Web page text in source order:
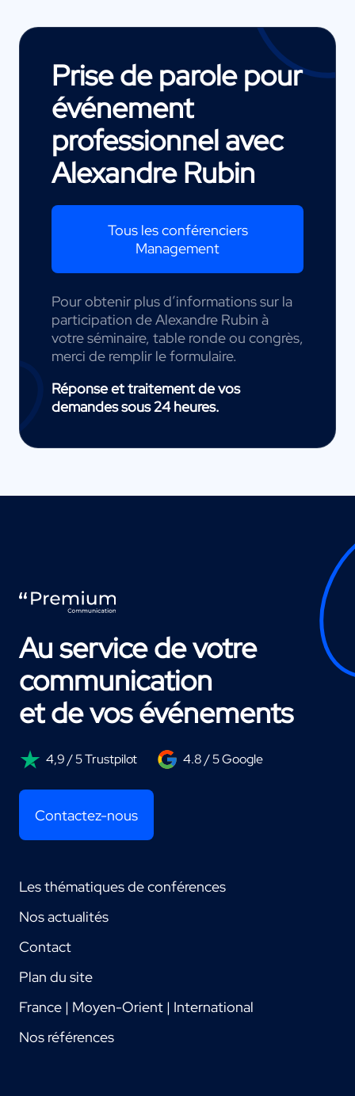
Prise de parole pour
événement
professionnel avec
Alexandre Rubin
Tous les conférenciers
Management
Pour obtenir plus d’informations sur la
participation de Alexandre Rubin à
votre séminaire, table ronde ou congrès,
merci de remplir le formulaire.
Réponse et traitement de vos
demandes sous 24 heures.
Au service de votre
communication
et de vos événements
4,9 / 5 Trustpilot 4.8 / 5 Google
Contactez-nous
Les thématiques de conférences
Nos actualités
Contact
Plan du site
France | Moyen-Orient | International
Nos références